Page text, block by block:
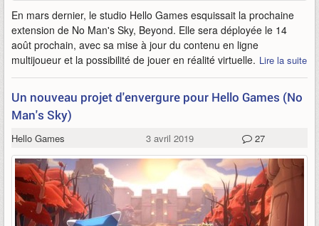
En mars dernier, le studio Hello Games esquissait la prochaine
extension de No Man's Sky, Beyond. Elle sera déployée le 14
août prochain, avec sa mise à jour du contenu en ligne
multijoueur et la possibilité de jouer en réalité virtuelle. Lire la suite
Un nouveau projet d'envergure pour Hello Games (No
Man's Sky)
Hello Games 3 avril 2019 27